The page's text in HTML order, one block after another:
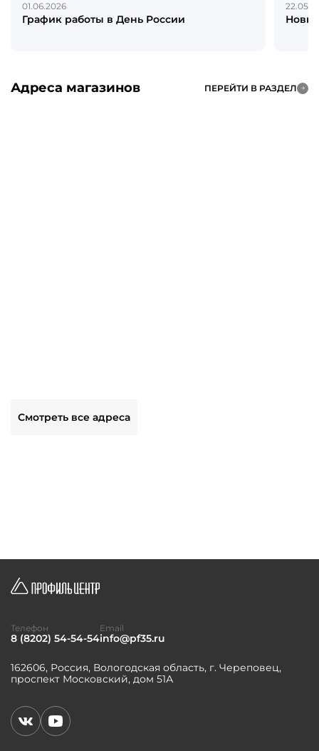
01.06.2026
График работы в День России
Адреса магазинов ПЕРЕЙТИ В РАЗДЕЛ
Смотреть все адреса
162606, Россия, Вологодская область, г. Череповец,
проспект Московский, дом 51А
Телефон
8 (8202) 54-54-54
Email
info@pf35.ru